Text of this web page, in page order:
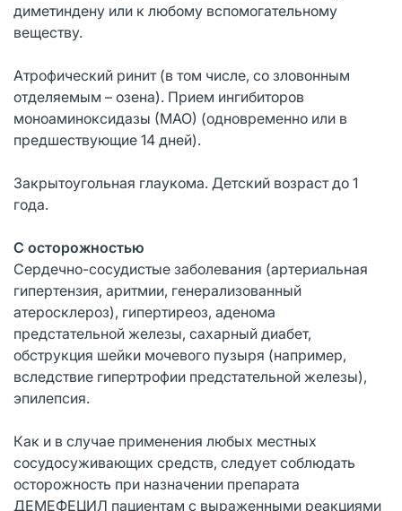
диметиндену или к любому вспомогательному
веществу.
Атрофический ринит (в том числе, со зловонным
отделяемым – озена). Прием ингибиторов
моноаминоксидазы (МАО) (одновременно или в
предшествующие 14 дней).
Закрытоугольная глаукома. Детский возраст до 1
года.
С осторожностью
Сердечно-сосудистые заболевания (артериальная
гипертензия, аритмии, генерализованный
атеросклероз), гипертиреоз, аденома
предстательной железы, сахарный диабет,
обструкция шейки мочевого пузыря (например,
вследствие гипертрофии предстательной железы),
эпилепсия.
Как и в случае применения любых местных
сосудосуживающих средств, следует соблюдать
осторожность при назначении препарата
ДЕМЕФЕЦИЛ пациентам с выраженными реакциями